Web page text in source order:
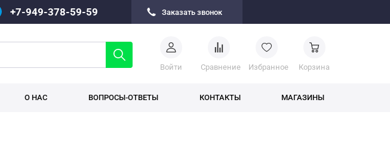
+7-949-378-59-59 Заказать звонок
Войти Cравнение Избранное Корзина
О НАС ВОПРОСЫ-ОТВЕТЫ КОНТАКТЫ МАГАЗИНЫ